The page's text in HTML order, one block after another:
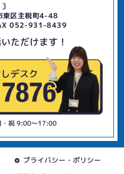
区主税町4-48
052-931-8439
ただけます！
祝 9:00〜17:00
プライバシー・ポリシー